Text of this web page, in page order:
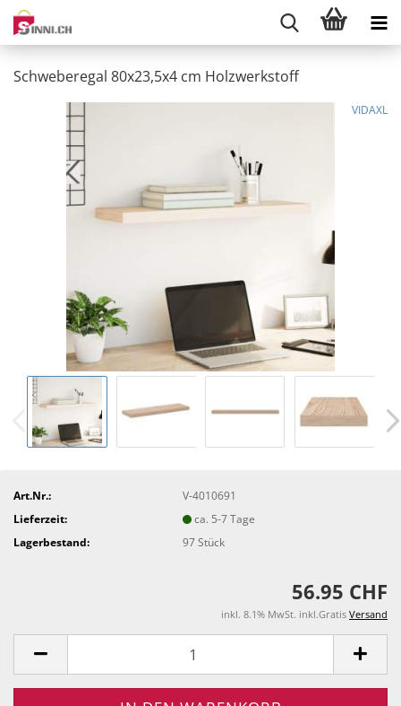
Schweberegal 80x23,5x4 cm Holzwerkstoff
VIDAXL
Art.Nr.:
V-4010691
Lieferzeit:
ca. 5-7 Tage
Lagerbestand:
97Stück
56.95 CHF
inkl. 8.1% MwSt. inkl.Gratis Versand